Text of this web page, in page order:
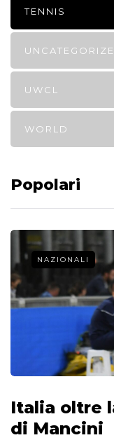
TENNIS
UWCL
WORLD
Popolari
NAZIONALI
Italia oltre
di Mancini